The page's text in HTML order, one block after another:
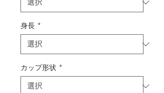
身長 *
カップ形状 *